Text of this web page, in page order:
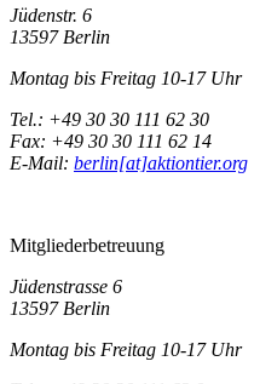
Jüdenstr. 6
13597 Berlin
Montag bis Freitag 10-17 Uhr
Tel.: +49 30 30 111 62 30
Fax: +49 30 30 111 62 14
E-Mail: berlin[at]aktiontier.org
Mitgliederbetreuung
Jüdenstrasse 6
13597 Berlin
Montag bis Freitag 10-17 Uhr